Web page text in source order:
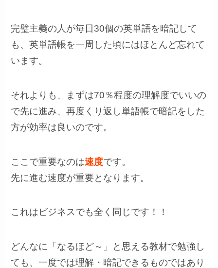
完璧主義の人が毎日30個の英単語を暗記して
も、英単語帳を一周した頃にはほとんど忘れて
います。
それよりも、まずは70％程度の理解度でいいの
で先に進み、再度くり返し単語帳で暗記をした
方が効率は良いのです。
ここで重要なのは速度です。
先に進む速度が重要となります。
これはビジネスでも全く同じです！！
どんなに「なるほど～」と思える教材で勉強し
ても、一度では理解・暗記できるものではあり